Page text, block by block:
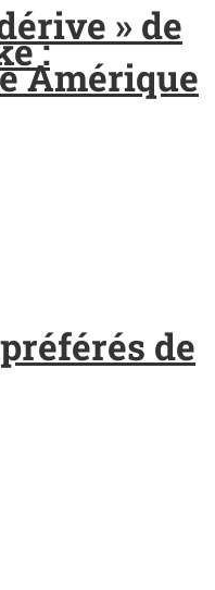
» de
:
Amérique
de